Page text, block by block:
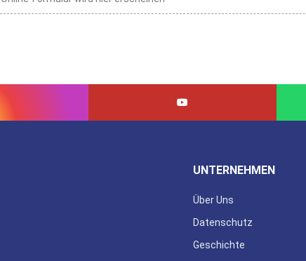
UNTERNEHMEN
Über Uns
Datenschutz
Geschichte